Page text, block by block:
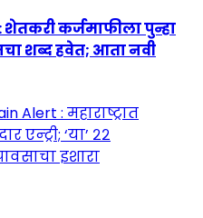
कर्जमाफीला पुन्हा
शब्द हवेत; आता नवी